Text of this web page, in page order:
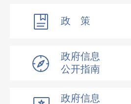
政 策
政府信息
公开指南
政府信息